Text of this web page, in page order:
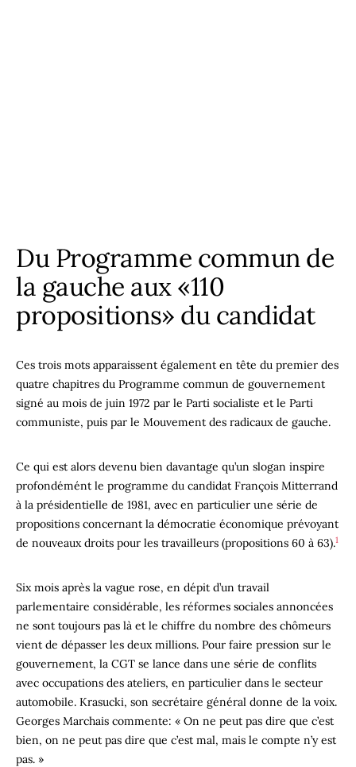
Du Programme commun de
la gauche aux «110
propositions» du candidat
Ces trois mots apparaissent également en tête du premier des
quatre chapitres du Programme commun de gouvernement
signé au mois de juin 1972 par le Parti socialiste et le Parti
communiste, puis par le Mouvement des radicaux de gauche.
Ce qui est alors devenu bien davantage qu’un slogan inspire
profondémént le programme du candidat François Mitterrand
à la présidentielle de 1981, avec en particulier une série de
propositions concernant la démocratie économique prévoyant
de nouveaux droits pour les travailleurs (propositions 60 à 63).1
Six mois après la vague rose, en dépit d’un travail
parlementaire considérable, les réformes sociales annoncées
ne sont toujours pas là et le chiffre du nombre des chômeurs
vient de dépasser les deux millions. Pour faire pression sur le
gouvernement, la CGT se lance dans une série de conflits
avec occupations des ateliers, en particulier dans le secteur
automobile. Krasucki, son secrétaire général donne de la voix.
Georges Marchais commente: « On ne peut pas dire que c’est
bien, on ne peut pas dire que c’est mal, mais le compte n’y est
pas. »